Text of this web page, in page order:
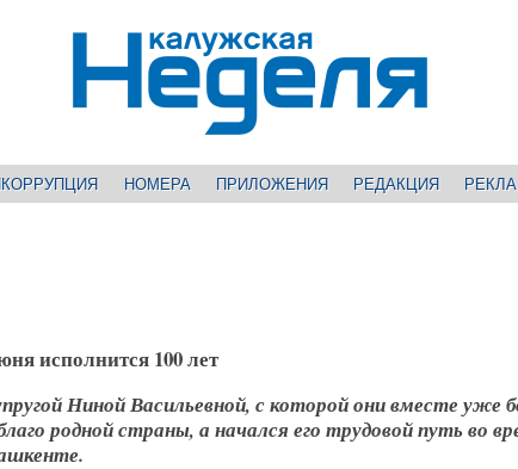
НОМЕРА ПРИЛОЖЕНИЯ РЕДАКЦИЯ
исполнится 100 лет
Ниной Васильевной, с которой они вместе уже
родной страны, а начался его трудовой путь во